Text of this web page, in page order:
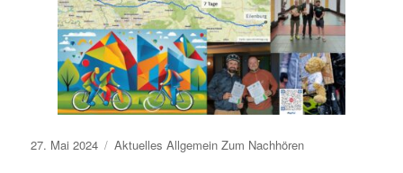
Veröffentlicht
27. Mai 2024 Aktuelles Allgemein Zum Nachhören